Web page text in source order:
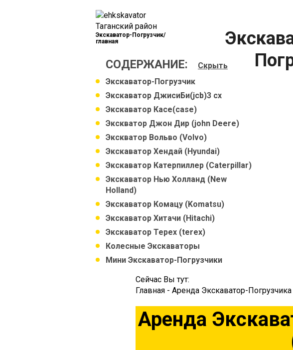
Экскаватор-Погрузчик/
главная
СОДЕРЖАНИЕ:
Скрыть
Экскаватор-Погрузчик
Экскаватор ДжисиБи(jcb)3 cx
Экскаватор Касе(case)
Экскватор Джон Дир (john Deere)
Экскватор Вольво (Volvo)
Экскаватор Хендай (Hyundai)
Экскаватор Катерпиллер (Caterpillar)
Экскаватор Нью Холланд (New
Holland)
Экскаватор Комацу (Komatsu)
Экскаватор Хитачи (Hitachi)
Экскаватор Терех (terex)
Колесные Экскаваторы
Мини Экскаватор-Погрузчики
Сейчас Вы тут:
Главная - Аренда Экскаватор-Погрузчика
Аренда